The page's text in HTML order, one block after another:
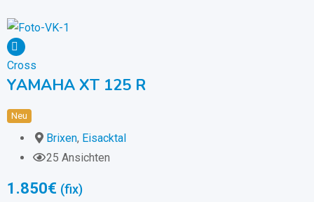
Cross
YAMAHA XT 125 R
Neu
Brixen, Eisacktal
25 Ansichten
1.850€ (fix)